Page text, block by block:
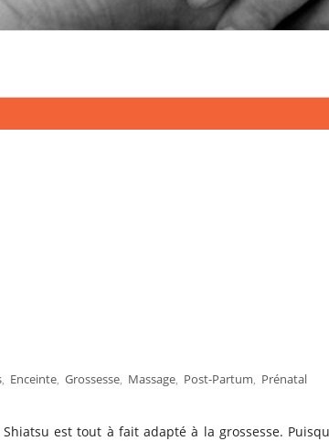
Enceinte Grossesse Massage Post-Partum
Prénatal
est tout à fait adapté à la grossesse.